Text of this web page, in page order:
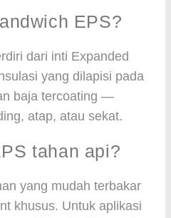
EPS?
dari inti Expanded
yang dilapisi pada
baja tercoating —
atap, atau sekat.
tahan api?
yang mudah terbakar
khusus. Untuk aplikasi